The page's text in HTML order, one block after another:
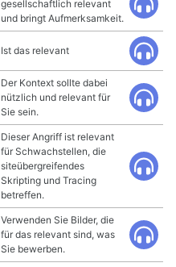
gesellschaftlich relevant
und bringt Aufmerksamkeit.
Ist das relevant
Der Kontext sollte dabei
nützlich und relevant für
Sie sein.
Dieser Angriff ist relevant
für Schwachstellen, die
siteübergreifendes
Skripting und Tracing
betreffen.
Verwenden Sie Bilder, die
für das relevant sind, was
Sie bewerben.